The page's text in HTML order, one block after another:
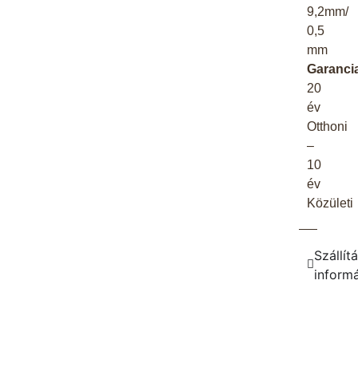
9,2mm/
0,5
mm
20
év
Otthoni
–
10
év
Közületi